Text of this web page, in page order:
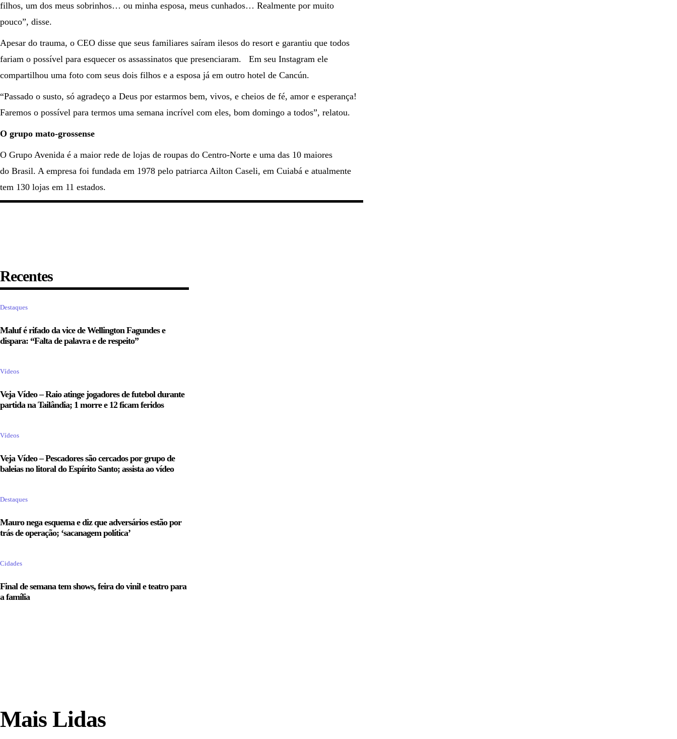
filhos, um dos meus sobrinhos… ou minha esposa, meus cunhados… Realmente por muito
pouco”, disse.
Apesar do trauma, o CEO disse que seus familiares saíram ilesos do resort e garantiu que todos
fariam o possível para esquecer os assassinatos que presenciaram. Em seu Instagram ele
compartilhou uma foto com seus dois filhos e a esposa já em outro hotel de Cancún.
“Passado o susto, só agradeço a Deus por estarmos bem, vivos, e cheios de fé, amor e esperança!
Faremos o possível para termos uma semana incrível com eles, bom domingo a todos”, relatou.
O grupo mato-grossense
O Grupo Avenida é a maior rede de lojas de roupas do Centro-Norte e uma das 10 maiores
do Brasil. A empresa foi fundada em 1978 pelo patriarca Ailton Caseli, em Cuiabá e atualmente
tem 130 lojas em 11 estados.
Recentes
Destaques
Maluf é rifado da vice de Wellington Fagundes e
dispara: “Falta de palavra e de respeito”
Vídeos
Veja Vídeo – Raio atinge jogadores de futebol durante
partida na Tailândia; 1 morre e 12 ficam feridos
Vídeos
Veja Vídeo – Pescadores são cercados por grupo de
baleias no litoral do Espírito Santo; assista ao vídeo
Destaques
Mauro nega esquema e diz que adversários estão por
trás de operação; ‘sacanagem política’
Cidades
Final de semana tem shows, feira do vinil e teatro para
a família
Mais Lidas